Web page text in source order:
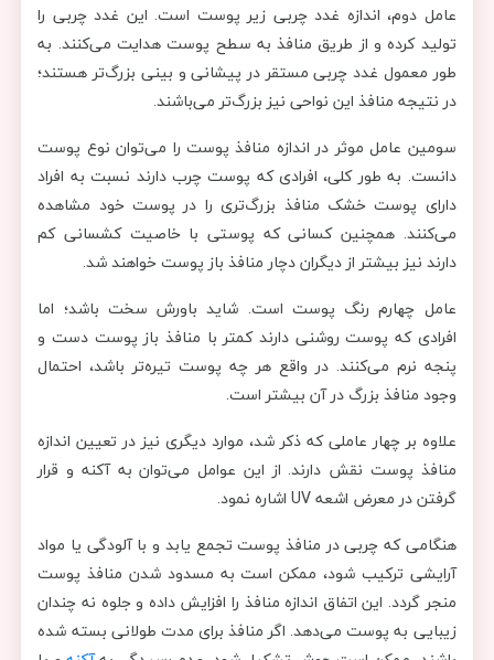
عامل دوم، اندازه غدد چربی زیر پوست است. این غدد چربی را
تولید کرده و از طریق منافذ به سطح پوست هدایت می‌کنند. به
طور معمول غدد چربی مستقر در پیشانی و بینی بزرگ‌تر هستند؛
در نتیجه منافذ این نواحی نیز بزرگ‌تر می‌باشند.
سومین عامل موثر در اندازه منافذ پوست را می‌توان نوع پوست
دانست. به طور کلی، افرادی که پوست چرب دارند نسبت به افراد
دارای پوست خشک منافذ بزرگ‌تری را در پوست خود مشاهده
می‌کنند. همچنین کسانی که پوستی با خاصیت کشسانی کم
دارند نیز بیشتر از دیگران دچار منافذ باز پوست خواهند شد.
عامل چهارم رنگ پوست است. شاید باورش سخت باشد؛ اما
افرادی که پوست روشنی دارند کمتر با منافذ باز پوست دست و
پنجه نرم می‌کنند. در واقع هر چه پوست تیره‌تر باشد، احتمال
وجود منافذ بزرگ در آن بیشتر است.
علاوه بر چهار عاملی که ذکر شد، موارد دیگری نیز در تعیین اندازه
منافذ پوست نقش دارند. از این عوامل می‌توان به آکنه و قرار
گرفتن در معرض اشعه UV اشاره نمود.
هنگامی که چربی در منافذ پوست تجمع یابد و با آلودگی یا مواد
آرایشی ترکیب شود، ممکن است به مسدود شدن منافذ پوست
منجر گردد. این اتفاق اندازه منافذ را افزایش داده و جلوه نه چندان
زیبایی به پوست می‌دهد. اگر منافذ برای مدت طولانی بسته شده